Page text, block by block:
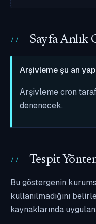
Sayfa Anlık
Arşivleme şu an
Arşivleme cron
denenecek.
Tespit
Bu göstergenin
kullanılmadığını
kaynaklarında